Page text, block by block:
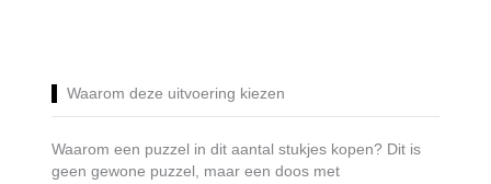
Waarom deze uitvoering kiezen
Waarom een puzzel in dit aantal stukjes kopen? Dit is
geen gewone puzzel, maar een doos met